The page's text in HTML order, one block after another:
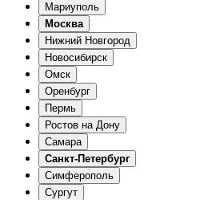
Мариуполь
Москва
Нижний Новгород
Новосибирск
Омск
Оренбург
Пермь
Ростов на Дону
Самара
Санкт-Петербург
Симферополь
Сургут